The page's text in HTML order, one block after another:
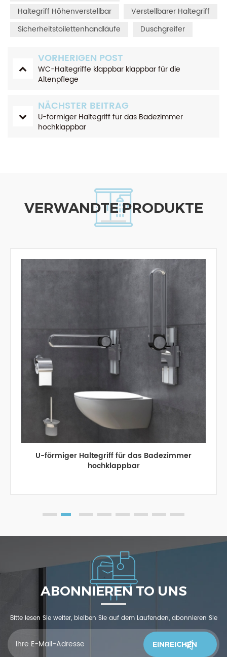
Haltegriff Höhenverstellbar
Verstellbarer Haltegriff
Sicherheitstoilettenhandläufe
Duschgreifer
VORHERIGEN POST
WC-Haltegriffe klappbar klappbar für die
Altenpflege
NÄCHSTER BEITRAG
U-förmiger Haltegriff für das Badezimmer
hochklappbar
VERWANDTE PRODUKTE
U-förmiger Haltegriff für das Badezimmer
hochklappbar
ABONNIEREN TO UNS
Bitte lesen Sie weiter, bleiben Sie auf dem Laufenden, abonnieren Sie
und wir begrüßen Sie, uns was zu sagendu denkst